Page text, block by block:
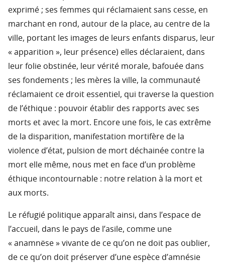
exprimé ; ses femmes qui réclamaient sans cesse, en
marchant en rond, autour de la place, au centre de la
ville, portant les images de leurs enfants disparus, leur
« apparition », leur présence) elles déclaraient, dans
leur folie obstinée, leur vérité morale, bafouée dans
ses fondements ; les mères la ville, la communauté
réclamaient ce droit essentiel, qui traverse la question
de l’éthique : pouvoir établir des rapports avec ses
morts et avec la mort. Encore une fois, le cas extrême
de la disparition, manifestation mortifère de la
violence d’état, pulsion de mort déchainée contre la
mort elle même, nous met en face d’un problème
éthique incontournable : notre relation à la mort et
aux morts.
Le réfugié politique apparaît ainsi, dans l’espace de
l’accueil, dans le pays de l’asile, comme une
« anamnëse » vivante de ce qu’on ne doit pas oublier,
de ce qu’on doit préserver d’une espèce d’amnésie